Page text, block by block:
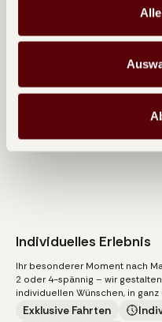
Individuelles Erlebnis
Ihr besonderer Moment nach
2 oder 4-spännig – wir
individuellen Wünschen, in ganz
Exklusive Fahrten